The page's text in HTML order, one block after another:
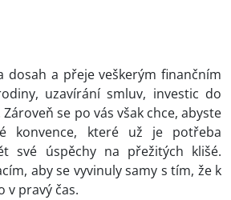
dosah a přeje veškerým finančním
uzavírání smluv, investic do
se po vás však chce, abyste
konvence, které už je potřeba
své úspěchy na přežitých klišé.
aby se vyvinuly samy s tím, že k
v pravý čas.